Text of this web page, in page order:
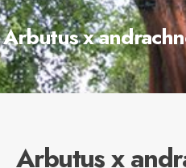
Arbutus x
Arbutus x